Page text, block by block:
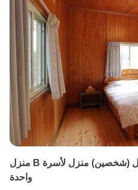
منزل B على الجبل (شخصين) منزل لأسرة
واحدة